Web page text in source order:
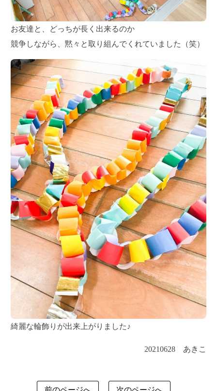
お友達と、どっちが長く出来るのか
競争しながら、黙々と取り組んでくれていました（笑）
綺麗な輪飾りが出来上がりました♪
20210628 あきこ